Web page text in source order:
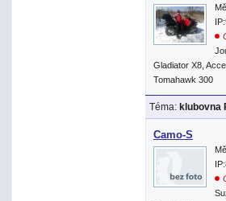
Gladiator X8,
Tomahawk 300
Téma: klubovna
Camo-S